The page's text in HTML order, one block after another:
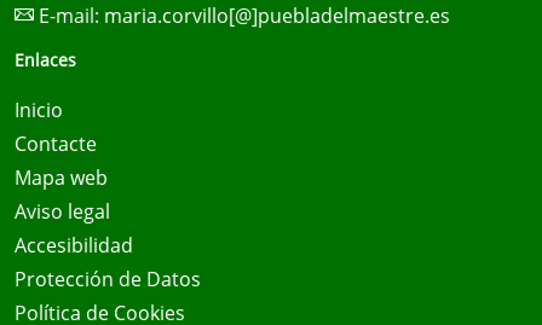
E-mail: maria.corvillo[@]puebladelmaestre.es
Enlaces
Inicio
Contacte
Mapa web
Aviso legal
Accesibilidad
Protección de Datos
Política de Cookies